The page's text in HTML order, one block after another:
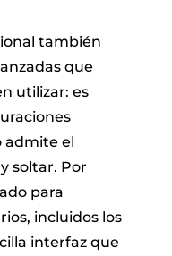
también
que
utilizar: es
admite el
soltar. Por
para
incluidos los
interfaz que